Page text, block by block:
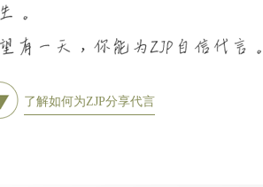
了解如何为ZJP分享代言